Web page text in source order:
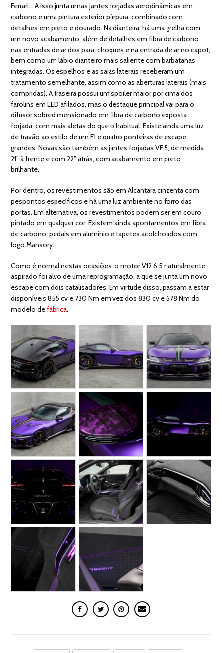
Ferrari… A isso junta umas jantes forjadas aerodinâmicas em
carbono e uma pintura exterior púrpura, combinado com
detalhes em preto e dourado. Na dianteira, há uma grelha com
um novo acabamento, além de detalhes em fibra de carbono
nas entradas de ar dos para-choques e na entrada de ar no capot,
bem como um lábio dianteiro mais saliente com barbatanas
integradas. Os espelhos e as saias laterais receberam um
tratamento semelhante, assim como as aberturas laterais (mais
compridas). A traseira possui um spoiler maior por cima dos
farolins em LED afilados, mas o destaque principal vai para o
difusor sobredimensionado em fibra de carbono exposta
forjada, com mais aletas do que o habitual. Existe ainda uma luz
de travão ao estilo de um F1 e quatro ponteiras de escape
grandes. Novas são também as jantes forjadas VF.5, de medida
21” à frente e com 22” atrás, com acabamento em preto
brilhante.
Por dentro, os revestimentos são em Alcantara cinzenta com
pespontos específicos e há uma luz ambiente no forro das
portas. Em alternativa, os revestimentos podem ser em couro
pintado em qualquer cor. Existem ainda apontamentos em fibra
de carbono, pedais em alumínio e tapetes acolchoados com
logo Mansory.
Como é normal nestas ocasiões, o motor V12 6.5 naturalmente
aspirado foi alvo de uma reprogramação, a que se junta um novo
escape com dois catalisadores. Em virtude disso, passam a estar
disponíveis 855 cv e 730 Nm em vez dos 830 cv e 678 Nm do
modelo defábrica.